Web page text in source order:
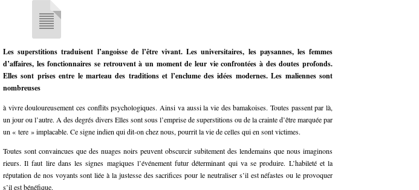
Les superstitions traduisent l’angoisse de l’être vivant. Les universitaires, les paysannes, les femmes
d’affaires, les fonctionnaires se retrouvent à un moment de leur vie confrontées à des doutes profonds.
Elles sont prises entre le marteau des traditions et l’enclume des idées modernes. Les maliennes sont
nombreuses
à vivre douloureusement ces conflits psychologiques. Ainsi va aussi la vie des bamakoises. Toutes passent par là,
un jour ou l’autre. A des degrés divers Elles sont sous l’emprise de superstitions ou de la crainte d’être marquée par
un « tere » implacable. Ce signe indien qui dit-on chez nous, pourrit la vie de celles qui en sont victimes.
Toutes sont convaincues que des nuages noirs peuvent obscurcir subitement des lendemains que nous imaginons
rieurs. Il faut lire dans les signes magiques l’événement futur déterminant qui va se produire. L’habileté et la
réputation de nos voyants sont liée à la justesse des sacrifices pour le neutraliser s’il est néfastes ou le provoquer
s’il est bénéfique.